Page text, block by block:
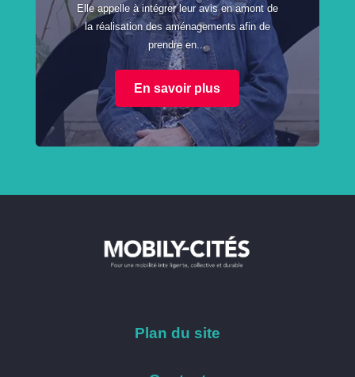
Elle appelle à intégrer leur avis en amont de
la réalisation des aménagements afin de
prendre en...
En savoir plus
Plan du site